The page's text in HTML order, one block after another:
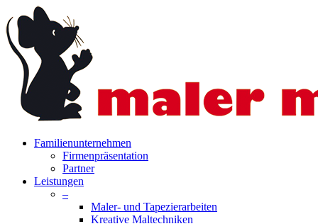
to
main
content
search
Menu
Familienunternehmen
Firmenpräsentation
Partner
Leistungen
–
Maler- und Tapezierarbeiten
Kreative Maltechniken